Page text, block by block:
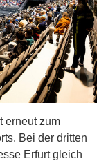
erneut zum
Bei der dritten
Erfurt gleich